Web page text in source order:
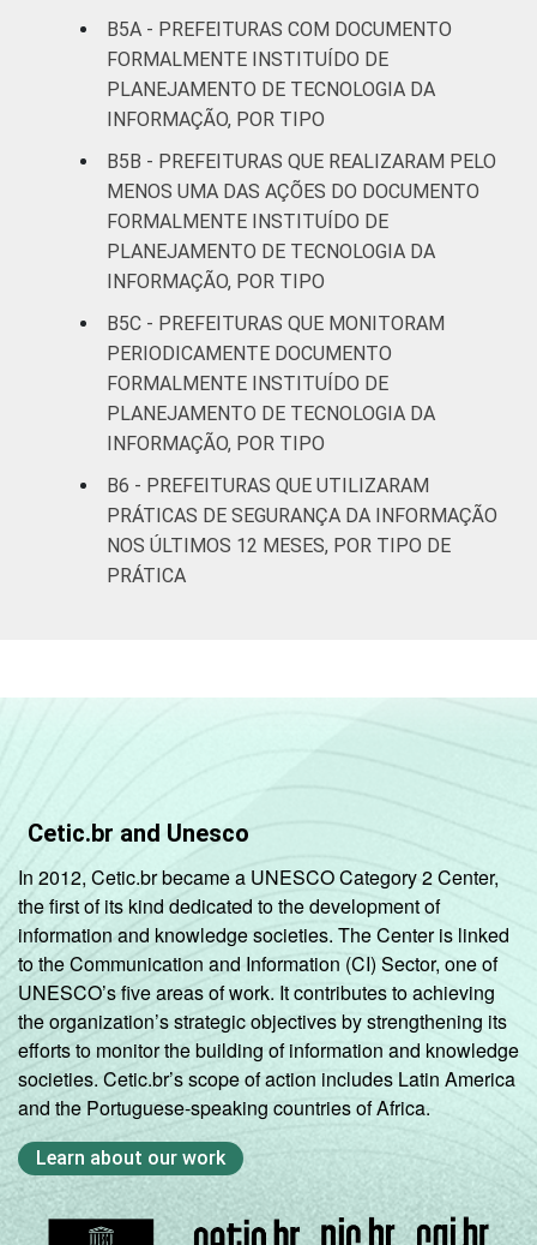
Norte -
Mais de 10
mil até 20
mil
86 10
Norte -
Mais de 20
mil até 50
mil
habitantes
78 15
Norte -
Mais de 50
mil até 100
mil
habitantes
Norte -
Mais de
Mais de 5
mil até 10
habitantes
74 3
Nordeste -
Mais de 10
mil até 20
habitantes
82
Nordeste -
mil até 50
83 13 4
B5A - PREFEITURAS COM DOCUMENTO
FORMALMENTE INSTITUÍDO DE
PLANEJAMENTO DE TECNOLOGIA DA
INFORMAÇÃO, POR TIPO
B5B - PREFEITURAS QUE REALIZARAM PELO
MENOS UMA DAS AÇÕES DO DOCUMENTO
FORMALMENTE INSTITUÍDO DE
PLANEJAMENTO DE TECNOLOGIA DA
INFORMAÇÃO, POR TIPO
B5C - PREFEITURAS QUE MONITORAM
PERIODICAMENTE DOCUMENTO
FORMALMENTE INSTITUÍDO DE
PLANEJAMENTO DE TECNOLOGIA DA
INFORMAÇÃO, POR TIPO
B6 - PREFEITURAS QUE UTILIZARAM
PRÁTICAS DE SEGURANÇA DA INFORMAÇÃO
NOS ÚLTIMOS 12 MESES, POR TIPO DE
PRÁTICA
Cetic.br and Unesco
In 2012, Cetic.br became a UNESCO Category 2 Center,
the first of its kind dedicated to the development of
information and knowledge societies. The Center is linked
to the Communication and Information (CI) Sector, one of
UNESCO’s five areas of work. It contributes to achieving
the organization’s strategic objectives by strengthening its
efforts to monitor the building of information and knowledge
societies. Cetic.br’s scope of action includes Latin America
and the Portuguese-speaking countries of Africa.
Learn about our work